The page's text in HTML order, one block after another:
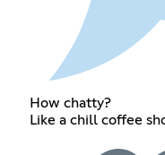
How chatty?
Like a chill coffee